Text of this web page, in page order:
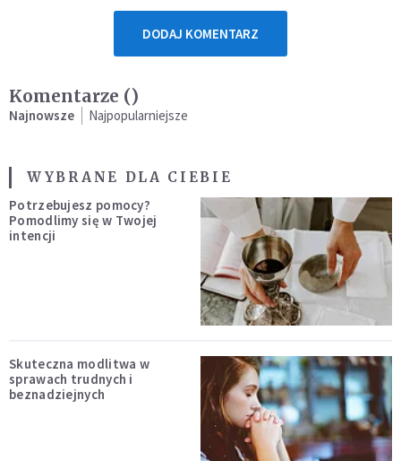
DODAJ KOMENTARZ
Komentarze ()
Najnowsze Najpopularniejsze
WYBRANE DLA CIEBIE
Potrzebujesz pomocy?
Pomodlimy się w Twojej
intencji
Skuteczna modlitwa w
sprawach trudnych i
beznadziejnych